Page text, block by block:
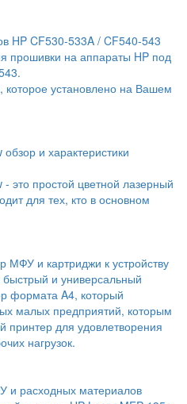
HP CF530-533A / CF540-543
прошивки на аппараты HP под
установлено на Вашем
и характеристики
это простой цветной лазерный
для тех, кто в основном
МФУ и картриджи к устройству
и универсальный
формата A4, который
малых предприятий, которым
принтер для удовлетворения
нагрузок.
и расходных материалов